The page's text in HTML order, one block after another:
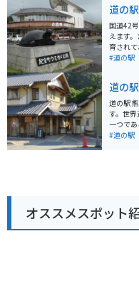
鮮丼や
す。 また、道の駅に隣接して、世界遺産「熊野古道」の
浜街道
きます。 バイクで訪れる場合は、道の駅の駐車場にバイ
ク専用の
黒石」
道の
国道42
えます
育され
で、休日
#道の駅
道の
道の駅
す。世
一つで
休憩施設
ており
駅から
安心です
ど、風光
市は、
#道の駅
オススメスポット